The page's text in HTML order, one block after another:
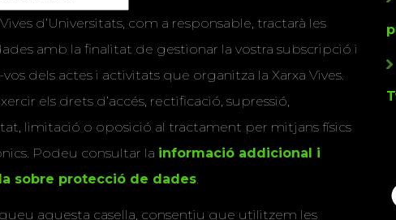
Vives d’Universitats, com a responsable, tractarà les
amb la finalitat de gestionar la vostra subscripció i
dels actes i activitats que organitza la Xarxa Vives.
els drets d’accés, rectificació, supressió,
limitació o oposició al tractament per mitjans físics
Podeu consultar la informació addicional i
sobre protecció de dades.
aquesta casella, consentiu que utilitzem les